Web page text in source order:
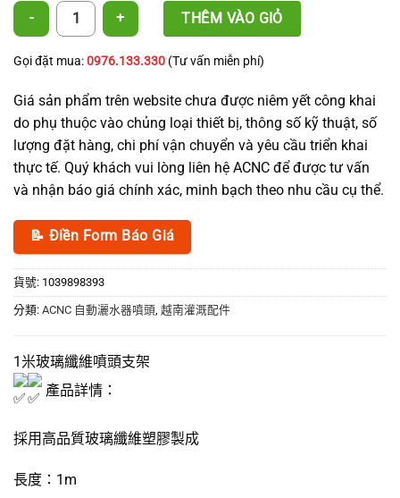
1米玻璃纖維噴頭支架 數量 THÊM VÀO GIỎ
Gọi đặt mua:0976.133.330 (Tư vấn miễn phí)
Giá sản phẩm trên website chưa được niêm yết công khai
do phụ thuộc vào chủng loại thiết bị, thông số kỹ thuật, số
lượng đặt hàng, chi phí vận chuyển và yêu cầu triển khai
thực tế. Quý khách vui lòng liên hệ ACNC để được tư vấn
và nhận báo giá chính xác, minh bạch theo nhu cầu cụ thể.
📝 Điền Form Báo Giá
貨號: 1039898393
分類: ACNC 自動灑水器噴頭 越南灌溉配件
1米玻璃纖維噴頭支架
產品詳情：
採用高品質玻璃纖維塑膠製成
長度：1m